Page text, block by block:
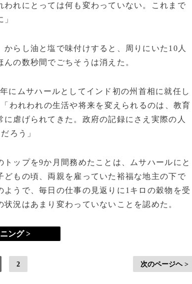
れにとっては何も変わっていない。これまで
らし油と塩で味付けすると、周りにいた10人
の数秒間でごちそうは消えた。
にムサハールとしてインド初の州首相に就任し
われわれの生活や将来を変えられるのは、教育
虐げられてきた。政府の記録にさえ実際の人
ろう」
ップを9か月間務めたことは、ムサハールにと
もの頃、両親を雇っていた裕福な地主の下で
うで、毎日の仕事の見返りに1キロの穀物を受
況はあまり変わっていないことを認めた。
ング >
2 次のページヘ >